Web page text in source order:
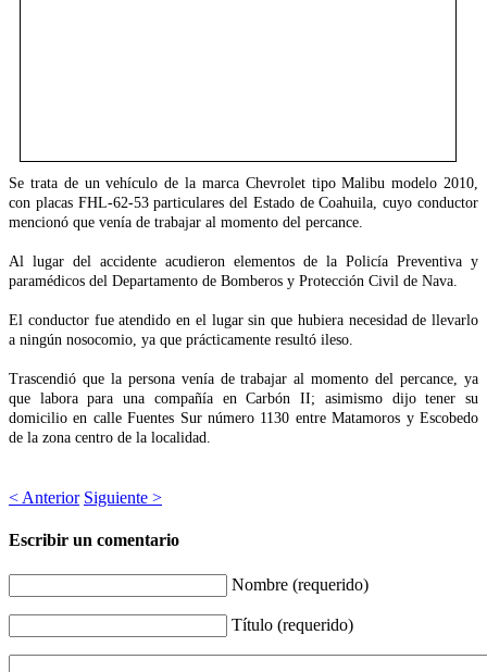
Se trata de un vehículo de la marca Chevrolet tipo Malibu modelo 2010,
con placas FHL-62-53 particulares del Estado de Coahuila, cuyo conductor
mencionó que venía de trabajar al momento del percance.
Al lugar del accidente acudieron elementos de la Policía Preventiva y
paramédicos del Departamento de Bomberos y Protección Civil de Nava.
El conductor fue atendido en el lugar sin que hubiera necesidad de llevarlo
a ningún nosocomio, ya que prácticamente resultó ileso.
Trascendió que la persona venía de trabajar al momento del percance, ya
que labora para una compañía en Carbón II; asimismo dijo tener su
domicilio en calle Fuentes Sur número 1130 entre Matamoros y Escobedo
de la zona centro de la localidad.
< Anterior Siguiente >
Escribir un comentario
Nombre (requerido)
Título (requerido)